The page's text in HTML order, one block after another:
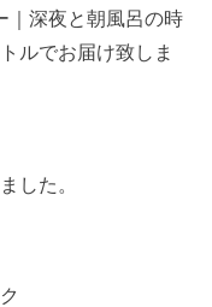
｜深夜と朝風呂の時
ルでお届け致しま
した。